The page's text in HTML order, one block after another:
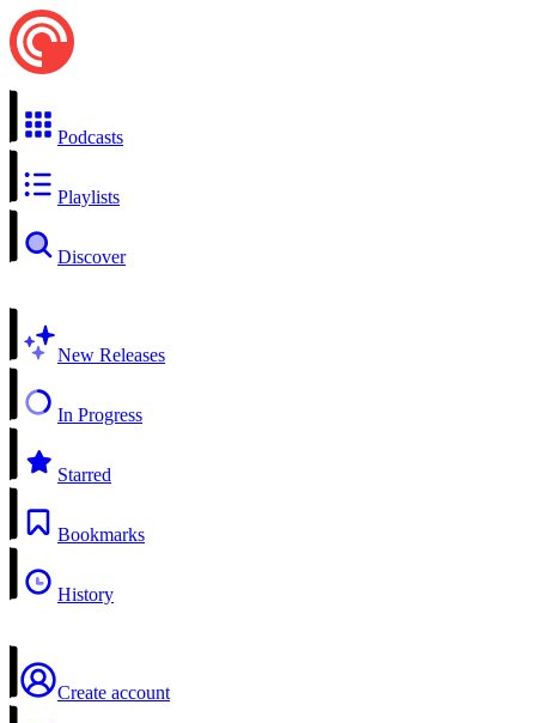
Podcasts
Playlists
Discover
New Releases
In Progress
Starred
Bookmarks
History
Create account